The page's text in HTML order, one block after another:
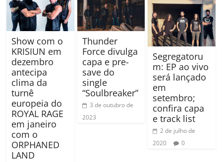
Show com o
KRISIUN em
dezembro
antecipa
clima da
turnê
europeia do
ROYAL RAGE
em janeiro
com o
ORPHANED
LAND
Thunder
Force divulga
capa e pre-
save do
single
“Soulbreaker”
3 de outubro de
2023
Segregatoru
m: EP ao vivo
será lançado
em
setembro;
confira capa
e track list
2 de julho de
2020
0